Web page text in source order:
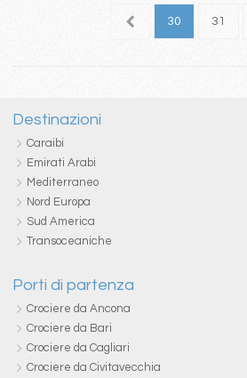
29 30 31
Destinazioni
Caraibi
Emirati Arabi
Mediterraneo
Nord Europa
Sud America
Transoceaniche
Porti di partenza
Crociere da Ancona
Crociere da Bari
Crociere da Cagliari
Crociere da Civitavecchia